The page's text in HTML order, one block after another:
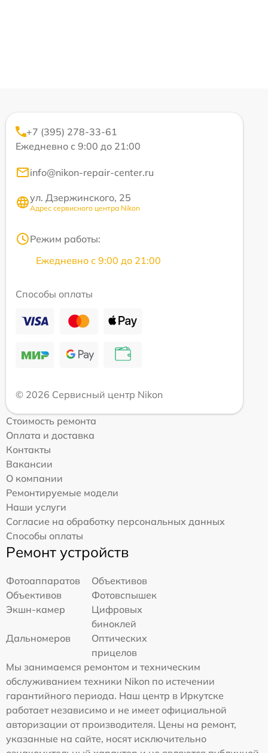
+7 (395) 278-33-61
Ежедневно с 9:00 до 21:00
info@nikon-repair-center.ru
ул. Дзержинского, 25
Адрес сервисного центра Nikon
Режим работы:
Ежедневно с 9:00 до 21:00
Способы оплаты
© 2026 Сервисный центр Nikon
Стоимость ремонта
Оплата и доставка
Контакты
Вакансии
О компании
Ремонтируемые модели
Наши услуги
Согласие на обработку персональных данных
Способы оплаты
Ремонт устройств
Фотоаппаратов
Объективов
Объективов
Фотовспышек
Экшн-камер
Цифровых
биноклей
Дальномеров
Оптических
прицелов
Мы занимаемся ремонтом и техническим
обслуживанием техники Nikon по истечении
гарантийного периода. Наш центр в Иркутске
работает независимо и не имеет официальной
авторизации от производителя. Цены на ремонт,
указанные на сайте, носят исключительно